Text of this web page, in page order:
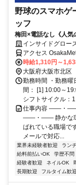
野球のスマホゲ
ッフ
梅田×電話なし《人気
ポート》静かな環境
理なく続く！
インサイドグロー
アクセス
陽電鉄本線 大阪梅
環状線 大阪桜橋口
時給1,310円～
大阪府大阪市北区
勤務時間 ・勤務曜
間： [1] 10:00～
シフトサイクル：
仕事内容 ――
――・―― 静かな環
ばれている職場で
メールで対応...
業界未経験者歓迎 ラン
給料前払いOK
学歴不問
経験者歓迎
ネイルOK
長期歓迎
フルタイム歓迎